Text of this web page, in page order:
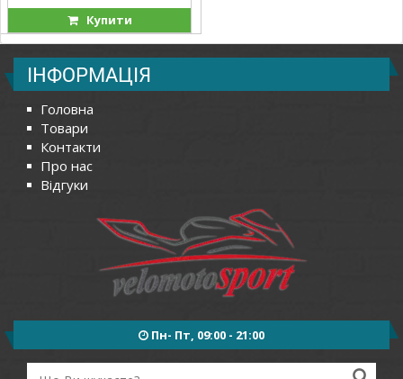
Купити
ІНФОРМАЦІЯ
Головна
Товари
Контакти
Про нас
Відгуки
Пн- Пт, 09:00 - 21:00